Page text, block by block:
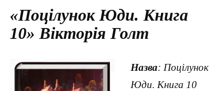
«Поцілунок Юди. Книга
10» Вікторія Голт
Назва: Поцілунок
Юди. Книга 10